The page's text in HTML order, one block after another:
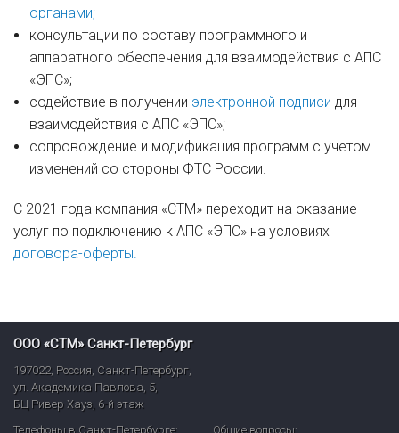
органами;
консультации по составу программного и
аппаратного обеспечения для взаимодействия с АПС
«ЭПС»;
содействие в получении электронной подписи для
взаимодействия с АПС «ЭПС»;
сопровождение и модификация программ с учетом
изменений со стороны ФТС России.
С 2021 года компания «СТМ» переходит на оказание
услуг по подключению к АПС «ЭПС» на условиях
договора-оферты.
ООО «СТМ» Санкт-Петербург
197022, Россия, Санкт-Петербург,
ул. Академика Павлова, 5,
БЦ Ривер Хауз, 6-й этаж
Телефоны в Санкт-Петербурге:
Общие вопросы: